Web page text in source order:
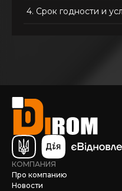
4. Срок годности и
КОМПАНИЯ
Про компанию
Новости